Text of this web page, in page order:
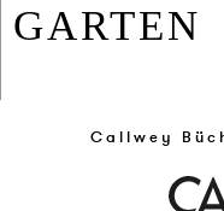
GAR­TEN
Callwey